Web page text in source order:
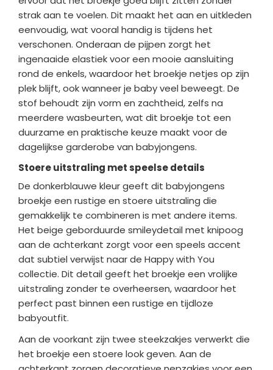
strak aan te voelen. Dit maakt het aan en uitkleden
eenvoudig, wat vooral handig is tijdens het
verschonen. Onderaan de pijpen zorgt het
ingenaaide elastiek voor een mooie aansluiting
rond de enkels, waardoor het broekje netjes op zijn
plek blijft, ook wanneer je baby veel beweegt. De
stof behoudt zijn vorm en zachtheid, zelfs na
meerdere wasbeurten, wat dit broekje tot een
duurzame en praktische keuze maakt voor de
dagelijkse garderobe van babyjongens.
Stoere uitstraling met speelse details
De donkerblauwe kleur geeft dit babyjongens
broekje een rustige en stoere uitstraling die
gemakkelijk te combineren is met andere items.
Het beige geborduurde smileydetail met knipoog
aan de achterkant zorgt voor een speels accent
dat subtiel verwijst naar de Happy with You
collectie. Dit detail geeft het broekje een vrolijke
uitstraling zonder te overheersen, waardoor het
perfect past binnen een rustige en tijdloze
babyoutfit.
Aan de voorkant zijn twee steekzakjes verwerkt die
het broekje een stoere look geven. Aan de